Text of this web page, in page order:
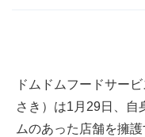
ドムドムフードサー
さき）は1月29日、自
ムのあった店舗を擁